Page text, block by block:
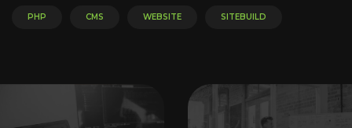
PHP CMS WEBSITE SITEBUILD